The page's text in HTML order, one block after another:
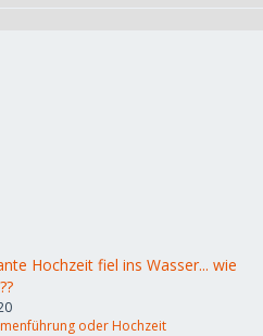
Hochzeit fiel ins Wasser... wie
oder Hochzeit